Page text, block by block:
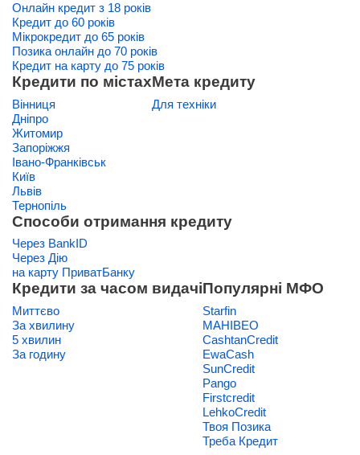
Онлайн кредит з 18 років
Кредит до 60 років
Мікрокредит до 65 років
Позика онлайн до 70 років
Кредит на карту до 75 років
Кредити по містах
Вінниця
Дніпро
Житомир
Запоріжжя
Івано-Франківськ
Київ
Львів
Тернопіль
Мета кредиту
Для техніки
Способи отримання кредиту
Через BankID
Через Дію
на карту ПриватБанку
Кредити за часом видачі
Миттєво
За хвилину
5 хвилин
За годину
Популярні МФО
Starfin
МАНІВЕО
CashtanCredit
EwaCash
SunCredit
Pango
Firstcredit
LehkoCredit
Твоя Позика
Треба Кредит